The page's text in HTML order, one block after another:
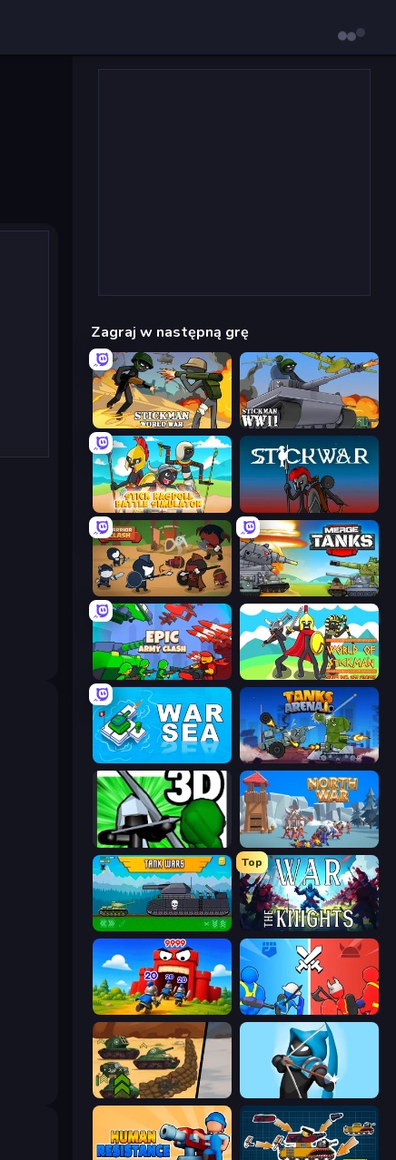
Zagraj w następną grę
Stickman World War Stickman WW2
Stick Ragdoll Battle Simulator Stick War
Warrior Clash Merge Master Tanks: Tank Wars
Epic Army Clash World of Stickman Classic RTS
War Sea Tanks Arena io: Craft & Combat
Stickman: Legacy of Zombie War North War
Tanks 2D: Tank Wars
Top
War the Knights
TimeWarriors State Wars: Conquer Them All
Tank Battle: War Commander